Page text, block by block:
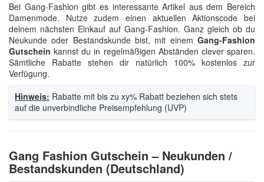
Bei Gang-Fashion gibt es interessante Artikel aus dem Bereich
Damenmode. Nutze zudem einen aktuellen Aktionscode bei
deinem nächsten Einkauf auf Gang-Fashion. Ganz gleich ob du
Neukunde oder Bestandskunde bist, mit einem Gang-Fashion
Gutschein kannst du in regelmäßigen Abständen clever sparen.
Sämtliche Rabatte stehen dir natürlich 100% kostenlos zur
Verfügung.
Hinweis: Rabatte mit bis zu xy% Rabatt beziehen sich stets
auf die unverbindliche Preisempfehlung (UVP)
Gang Fashion Gutschein – Neukunden /
Bestandskunden (Deutschland)